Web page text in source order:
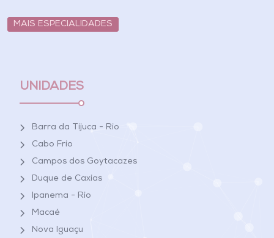
MAIS ESPECIALIDADES
UNIDADES
Barra da Tijuca - Rio
Cabo Frio
Campos dos Goytacazes
Duque de Caxias
Ipanema - Rio
Macaé
Nova Iguaçu